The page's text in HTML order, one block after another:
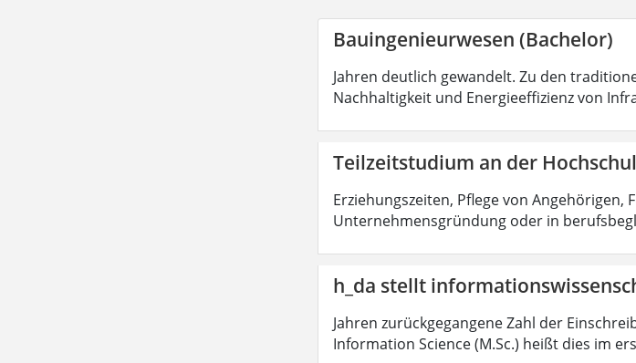
Bauingenieurwesen (Bachelor)
Jahren deutlich gewandelt. Zu den
Nachhaltigkeit und Energieeffizienz von
Teilzeitstudium an der
Erziehungszeiten, Pflege von
Unternehmensgründung oder in
h_da stellt
Jahren zurückgegangene Zahl der
Information Science (M.Sc.) heißt dies im